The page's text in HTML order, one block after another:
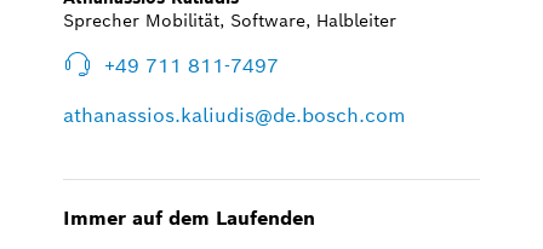
Sprecher Mobilität, Software, Halbleiter
+49 711 811-7497
athanassios.kaliudis@de.bosch.com
Immer auf dem Laufenden